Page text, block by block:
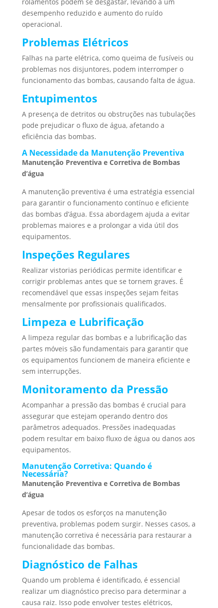
desempenho reduzido e aumento do ruído
operacional.
Problemas Elétricos
Falhas na parte elétrica, como queima de fusíveis ou
problemas nos disjuntores, podem interromper o
funcionamento das bombas, causando falta de água.
Entupimentos
A presença de detritos ou obstruções nas tubulações
pode prejudicar o fluxo de água, afetando a
eficiência das bombas.
A Necessidade da Manutenção Preventiva
Manutenção Preventiva e Corretiva de Bombas
d’água
A manutenção preventiva é uma estratégia essencial
para garantir o funcionamento contínuo e eficiente
das bombas d’água. Essa abordagem ajuda a evitar
problemas maiores e a prolongar a vida útil dos
equipamentos.
Inspeções Regulares
Realizar vistorias periódicas permite identificar e
corrigir problemas antes que se tornem graves. É
recomendável que essas inspeções sejam feitas
mensalmente por profissionais qualificados.
Limpeza e Lubrificação
A limpeza regular das bombas e a lubrificação das
partes móveis são fundamentais para garantir que
os equipamentos funcionem de maneira eficiente e
sem interrupções.
Monitoramento da Pressão
Acompanhar a pressão das bombas é crucial para
assegurar que estejam operando dentro dos
parâmetros adequados. Pressões inadequadas
podem resultar em baixo fluxo de água ou danos aos
equipamentos.
Manutenção Corretiva: Quando é
Necessária?
Manutenção Preventiva e Corretiva de Bombas
d’água
Apesar de todos os esforços na manutenção
preventiva, problemas podem surgir. Nesses casos, a
manutenção corretiva é necessária para restaurar a
funcionalidade das bombas.
Diagnóstico de Falhas
Quando um problema é identificado, é essencial
realizar um diagnóstico preciso para determinar a
causa raiz. Isso pode envolver testes elétricos,